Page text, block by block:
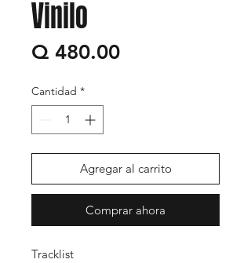
Vinilo
Q 480.00Precio
Cantidad *
Agregar al carrito
Comprar ahora
Tracklist